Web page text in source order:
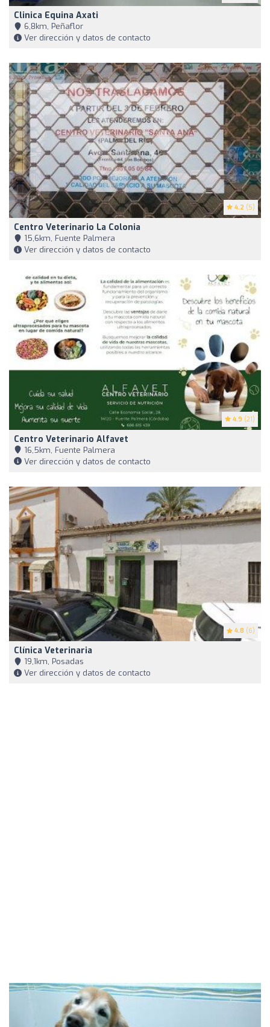
Clinica Equina Axati
6,8km, Peñaflor
Ver dirección y datos de contacto
4.2 (5)
Centro Veterinario La Colonia
15,6km, Fuente Palmera
Ver dirección y datos de contacto
4.9 (21)
Centro Veterinario Alfavet
16,5km, Fuente Palmera
Ver dirección y datos de contacto
4.8 (6)
Clínica Veterinaria
19,1km, Posadas
Ver dirección y datos de contacto